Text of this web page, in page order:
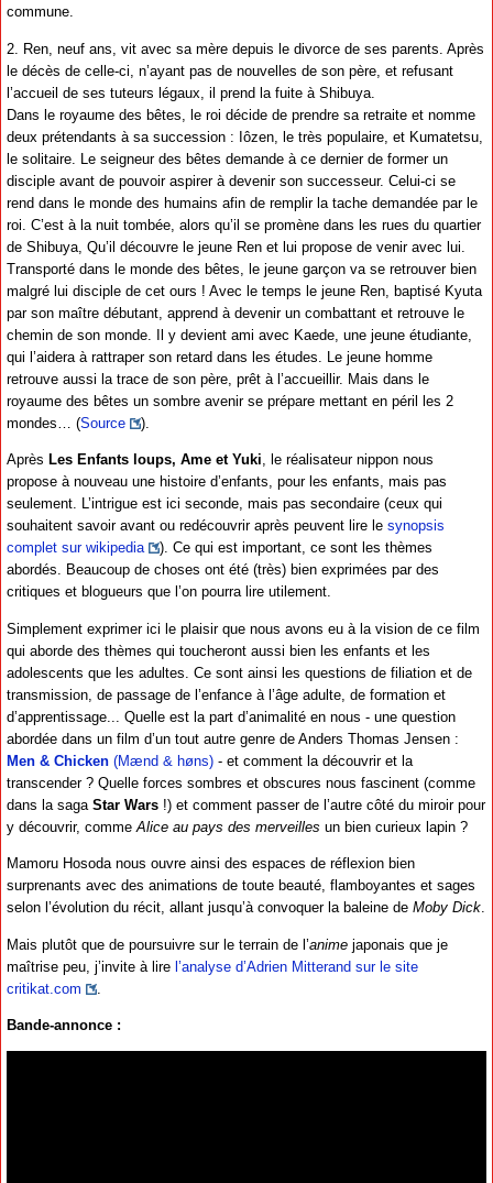
commune.
2. Ren, neuf ans, vit avec sa mère depuis le divorce de ses parents. Après
le décès de celle-ci, n’ayant pas de nouvelles de son père, et refusant
l’accueil de ses tuteurs légaux, il prend la fuite à Shibuya.
Dans le royaume des bêtes, le roi décide de prendre sa retraite et nomme
deux prétendants à sa succession : Iôzen, le très populaire, et Kumatetsu,
le solitaire. Le seigneur des bêtes demande à ce dernier de former un
disciple avant de pouvoir aspirer à devenir son successeur. Celui-ci se
rend dans le monde des humains afin de remplir la tache demandée par le
roi. C’est à la nuit tombée, alors qu’il se promène dans les rues du quartier
de Shibuya, Qu’il découvre le jeune Ren et lui propose de venir avec lui.
Transporté dans le monde des bêtes, le jeune garçon va se retrouver bien
malgré lui disciple de cet ours ! Avec le temps le jeune Ren, baptisé Kyuta
par son maître débutant, apprend à devenir un combattant et retrouve le
chemin de son monde. Il y devient ami avec Kaede, une jeune étudiante,
qui l’aidera à rattraper son retard dans les études. Le jeune homme
retrouve aussi la trace de son père, prêt à l’accueillir. Mais dans le
royaume des bêtes un sombre avenir se prépare mettant en péril les 2
mondes… (Source ).
Après Les Enfants loups, Ame et Yuki, le réalisateur nippon nous
propose à nouveau une histoire d’enfants, pour les enfants, mais pas
seulement. L’intrigue est ici seconde, mais pas secondaire (ceux qui
souhaitent savoir avant ou redécouvrir après peuvent lire le synopsis
complet sur wikipedia
). Ce qui est important, ce sont les thèmes
abordés. Beaucoup de choses ont été (très) bien exprimées par des
critiques et blogueurs que l’on pourra lire utilement.
Simplement exprimer ici le plaisir que nous avons eu à la vision de ce film
qui aborde des thèmes qui toucheront aussi bien les enfants et les
adolescents que les adultes. Ce sont ainsi les questions de filiation et de
transmission, de passage de l’enfance à l’âge adulte, de formation et
d’apprentissage... Quelle est la part d’animalité en nous - une question
abordée dans un film d’un tout autre genre de Anders Thomas Jensen :
Men & Chicken (Mænd & høns) - et comment la découvrir et la
transcender ? Quelle forces sombres et obscures nous fascinent (comme
dans la saga Star Wars !) et comment passer de l’autre côté du miroir pour
y découvrir, comme Alice au pays des merveilles un bien curieux lapin ?
Mamoru Hosoda nous ouvre ainsi des espaces de réflexion bien
surprenants avec des animations de toute beauté, flamboyantes et sages
selon l’évolution du récit, allant jusqu’à convoquer la baleine de Moby Dick.
Mais plutôt que de poursuivre sur le terrain de l’anime japonais que je
maîtrise peu, j’invite à lire l’analyse d’Adrien Mitterand sur le site
critikat.com
Bande-annonce :